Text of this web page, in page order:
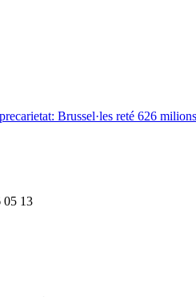
Brussel·les reté 626
05 13